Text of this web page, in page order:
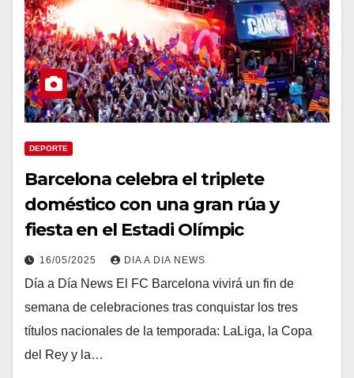
DEPORTE
Barcelona celebra el triplete
doméstico con una gran rúa y
fiesta en el Estadi Olímpic
16/05/2025 DIA A DIA NEWS
Día a Día News El FC Barcelona vivirá un fin de
semana de celebraciones tras conquistar los tres
títulos nacionales de la temporada: LaLiga, la Copa
del Rey y la…